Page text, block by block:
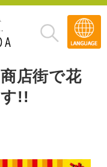
店街で花
!!
»